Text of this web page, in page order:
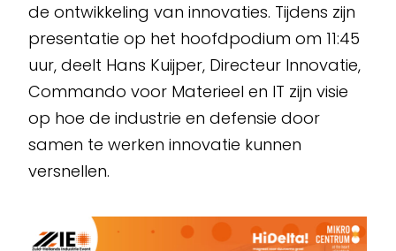
de ontwikkeling van innovaties. Tijdens zijn
presentatie op het hoofdpodium om 11:45
uur, deelt Hans Kuijper, Directeur Innovatie,
Commando voor Materieel en IT zijn visie
op hoe de industrie en defensie door
samen te werken innovatie kunnen
versnellen.